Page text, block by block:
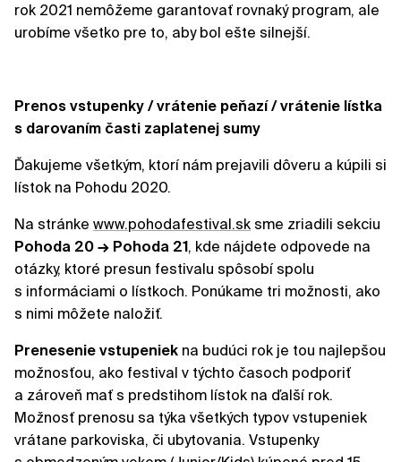
rok 2021 nemôžeme garantovať rovnaký program, ale
urobíme všetko pre to, aby bol ešte silnejší.
Prenos vstupenky / vrátenie peňazí /vrátenie lístka
s darovaním časti zaplatenej sumy
Ďakujeme všetkým, ktorí nám prejavili dôveru a kúpili si
lístok na Pohodu 2020.
Na stránke www.pohodafestival.sk sme zriadili sekciu
Pohoda 20 → Pohoda 21, kde nájdete odpovede na
otázky, ktoré presun festivalu spôsobí spolu
s informáciami o lístkoch. Ponúkame tri možnosti, ako
s nimi môžete naložiť.
Prenesenie vstupeniek na budúci rok je tou najlepšou
možnosťou, ako festival v týchto časoch podporiť
a zároveň mať s predstihom lístok na ďalší rok.
Možnosť prenosu sa týka všetkých typov vstupeniek
vrátane parkoviska, či ubytovania. Vstupenky